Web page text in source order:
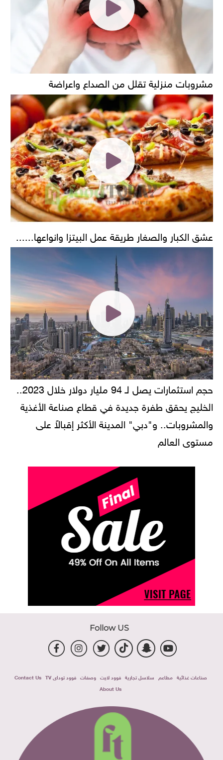
مشروبات منزلية تقلل من الصداع واعراضة
عشق الكبار والصغار طريقة عمل البيتزا وانواعها......
حجم استثمارات يصل لـ 94 مليار دولار خلال 2023..
الخليج يحقق طفرة جديدة في قطاع صناعة الأغذية
والمشروبات.. و"دبي" المدينة الأكثر إقبالاً على
مستوى العالم
Follow US
صناعات غذائية مطاعم سلاسل تجارية فوود لايت وصفات فوود توداى TV
Contact Us
About Us